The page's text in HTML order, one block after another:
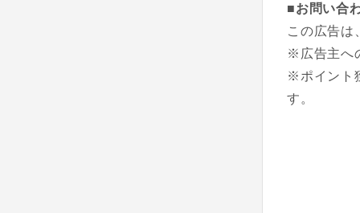
■お問い合
この広告は
※広告主へ
※ポイント
す。